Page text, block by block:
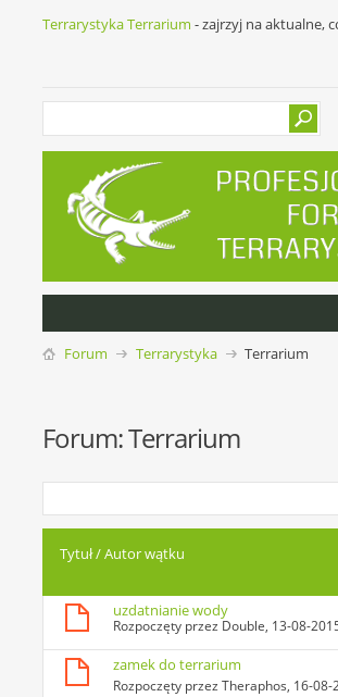
Terrarystyka Terrarium - zajrzyj na aktualne,
Forum Terrarystyka Terrarium
Forum:Terrarium
Tytuł/Autor wątku
uzdatnianie wody
Rozpoczęty przez Double, 13-08-
zamek do terrarium
Rozpoczęty przezTheraphos, 16-08-